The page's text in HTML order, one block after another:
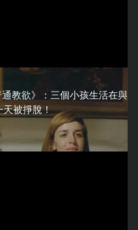
教欲》：三個小孩生活在與
天被掙脫！